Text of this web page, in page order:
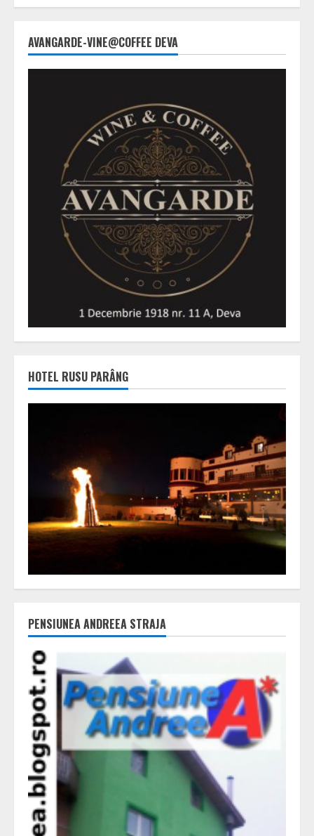
AVANGARDE-VINE@COFFEE DEVA
HOTEL RUSU PARÂNG
PENSIUNEA ANDREEA STRAJA